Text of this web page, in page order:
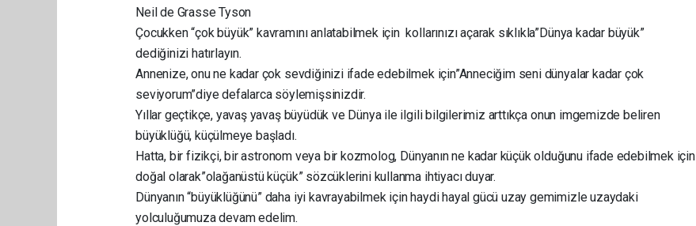
Neil de Grasse Tyson
Çocukken “çok büyük” kavramını anlatabilmek için kollarınızı açarak sıklıkla”Dünya kadar büyük”
dediğinizi hatırlayın.
Annenize, onu ne kadar çok sevdiğinizi ifade edebilmek için”Anneciğim seni dünyalar kadar çok
seviyorum”diye defalarca söylemişsinizdir.
Yıllar geçtikçe, yavaş yavaş büyüdük ve Dünya ile ilgili bilgilerimiz arttıkça onun imgemizde beliren
büyüklüğü, küçülmeye başladı.
Hatta, bir fizikçi, bir astronom veya bir kozmolog, Dünyanın ne kadar küçük olduğunu ifade edebilmek için
doğal olarak”olağanüstü küçük” sözcüklerini kullanma ihtiyacı duyar.
Dünyanın “büyüklüğünü” daha iyi kavrayabilmek için haydi hayal gücü uzay gemimizle uzaydaki
yolculuğumuza devam edelim.